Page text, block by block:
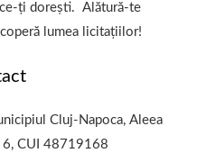
ți dorești. Alătură-te
lumea licitațiilor!
Cluj-Napoca, Aleea
6, CUI 48719168